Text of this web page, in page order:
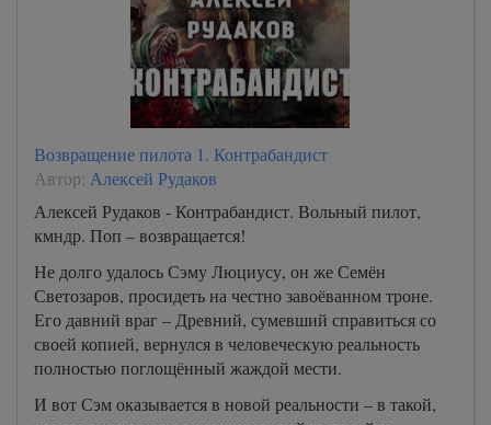
Возвращение пилота 1. Контрабандист
Автор: Алексей Рудаков
Алексей Рудаков - Контрабандист. Вольный пилот,
кмндр. Поп – возвращается!
Не долго удалось Сэму Люциусу, он же Семён
Светозаров, просидеть на честно завоёванном троне.
Его давний враг – Древний, сумевший справиться со
своей копией, вернулся в человеческую реальность
полностью поглощённый жаждой мести.
И вот Сэм оказывается в новой реальности – в такой,